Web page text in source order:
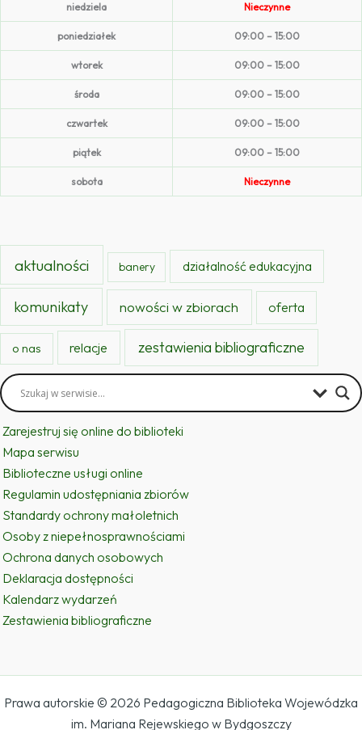
niedziela Nieczynne
poniedziałek 09:00 – 15:00
wtorek 09:00 – 15:00
środa 09:00 – 15:00
czwartek 09:00 – 15:00
piątek 09:00 – 15:00
sobota Nieczynne
aktualności banery działalność edukacyjna
komunikaty nowości w zbiorach oferta
o nas relacje zestawienia bibliograficzne
Zarejestruj się online do biblioteki
Mapa serwisu
Biblioteczne usługi online
Regulamin udostępniania zbiorów
Standardy ochrony małoletnich
Osoby z niepełnosprawnościami
Ochrona danych osobowych
Deklaracja dostępności
Kalendarz wydarzeń
Zestawienia bibliograficzne
Prawa autorskie © 2026 Pedagogiczna Biblioteka Wojewódzka
im. Mariana Rejewskiego w Bydgoszczy